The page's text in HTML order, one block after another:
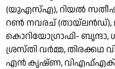
(യുഎസ്എ), റിയൽ സതീഷ്,
റൺ നവരച് (തായ്ലൻഡ്),
കൊറിയോഗ്രാഫി-
ശ്രസ്തി വർമ്മ, തിരക്കഥ
എൻ കൃഷ്ണ,